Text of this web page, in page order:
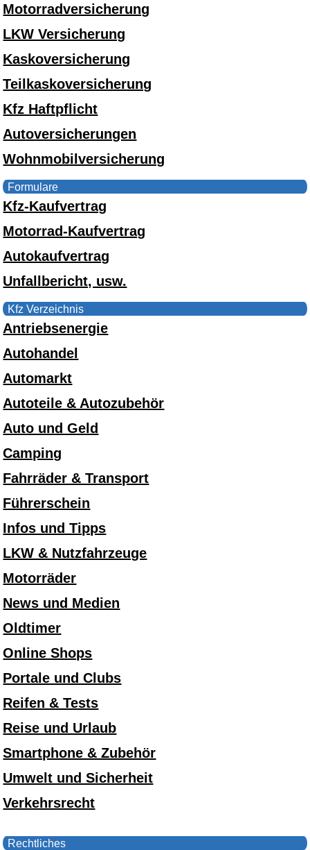
Motorradversicherung
LKW Versicherung
Kaskoversicherung
Teilkaskoversicherung
Kfz Haftpflicht
Autoversicherungen
Wohnmobilversicherung
Formulare
Kfz-Kaufvertrag
Motorrad-Kaufvertrag
Autokaufvertrag
Unfallbericht, usw.
Kfz Verzeichnis
Antriebsenergie
Autohandel
Automarkt
Autoteile & Autozubehör
Auto und Geld
Camping
Fahrräder & Transport
Führerschein
Infos und Tipps
LKW & Nutzfahrzeuge
Motorräder
News und Medien
Oldtimer
Online Shops
Portale und Clubs
Reifen & Tests
Reise und Urlaub
Smartphone & Zubehör
Umwelt und Sicherheit
Verkehrsrecht
Rechtliches